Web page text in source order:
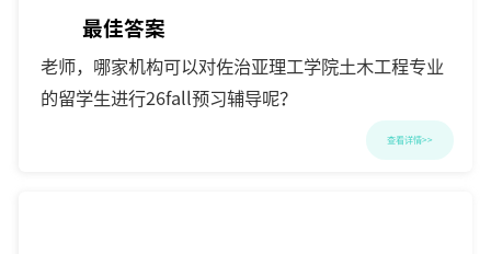
最佳答案
老师，哪家机构可以对佐治亚理工学院土木工程专业
的留学生进行26fall预习辅导呢？
查看详情>>